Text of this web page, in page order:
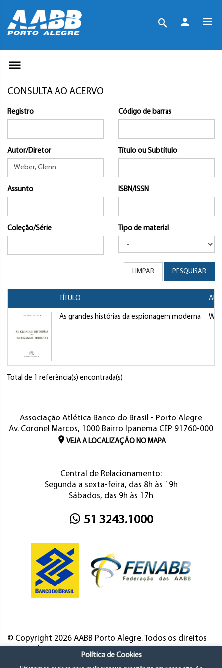
CONSULTA AO ACERVO
Registro Código de barras
Autor/Diretor Título ou Subtítulo
Assunto ISBN/ISSN
Coleção/Série Tipo de material
LIMPAR PESQUISAR
TÍTULO
As grandes histórias da espionagem moderna
Total de 1 referência(s) encontrada(s)
Associação Atlética Banco do Brasil - Porto Alegre
Av. Coronel Marcos, 1000 Bairro Ipanema CEP 91760-000
VEJA A LOCALIZAÇÃO NO MAPA
Central de Relacionamento:
Segunda a sexta-feira, das 8h às 19h
Sábados, das 9h às 17h
51 3243.1000
© Copyright 2026 AABB Porto Alegre. Todos os direitos
Política de Cookies